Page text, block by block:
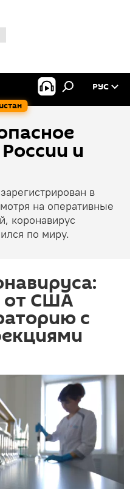
РУС
и
в
на оперативные
коронавирус
по миру.
от США
с